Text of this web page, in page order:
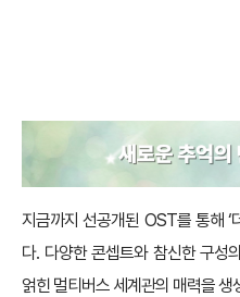
지금까지 선공개된 OST를 통해 ‘
다. 다양한 콘셉트와 참신한 구성
얽힌 멀티버스 세계관의 매력을 생